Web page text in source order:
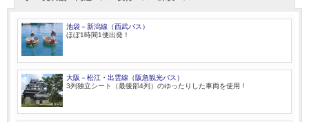
池袋－新潟線（西武バス）
ほぼ1時間1便出発！
大阪－松江・出雲線（阪急観光バス）
3列独立シート（最後部4列）のゆったりした車両を使用！